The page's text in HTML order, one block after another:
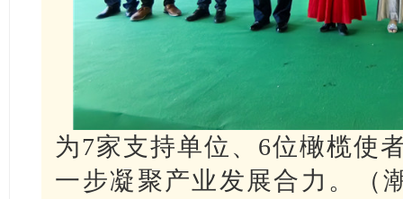
为7家支持单位、6位橄榄使
一步凝聚产业发展合力。（